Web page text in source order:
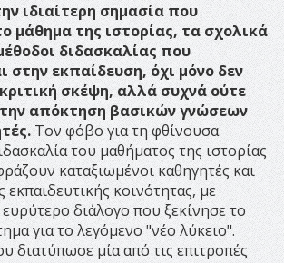
ιδιαίτερη σημασία που
μάθημα της ιστορίας, τα σχολικά
διδασκαλίας που
στην εκπαίδευση, όχι μόνο δεν
σκέψη, αλλά συχνά ούτε
απόκτηση βασικών γνώσεων
Τον φόβο για τη φθίνουσα
του μαθήματος της ιστορίας
καταξιωμένοι καθηγητές και
κοινότητας, με
διάλογο που ξεκίνησε το
για το λεγόμενο "νέο λύκειο".
διατύπωσε μία από τις επιτροπές